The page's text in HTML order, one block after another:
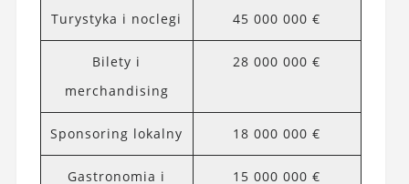
Turystyka i noclegi 45 000 000 €
Bilety i
merchandising
28 000 000 €
Sponsoring lokalny 18 000 000 €
Gastronomia i
15 000 000 €